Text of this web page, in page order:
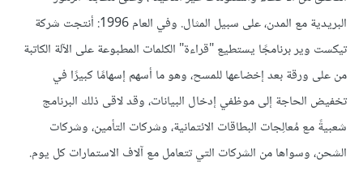
البريدية مع المدن، على سبيل المثال. وفي العام 1996: أنتجت شركة
تيكست وير برنامجًا يستطيع "قراءة" الكلمات المطبوعة على الآلة الكاتبة
من على ورقة بعد إخضاعها للمسح، وهو ما أسهم إسهامًا كبيرًا في
تخفيض الحاجة إلى موظفي إدخال البيانات، وقد لاقى ذلك البرنامج
شعبيةً مع مُعالِجات البطاقات الائتمانية، وشركات التأمين، وشركات
الشحن، وسواها من الشركات التي تتعامل مع آلاف الاستمارات كل يوم.